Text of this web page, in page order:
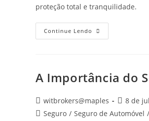
proteção total e tranquilidade.
Continue Lendo
A Importância do
witbrokers@maples
8 de
Seguro / Seguro de Automóvel /